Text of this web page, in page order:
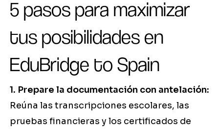
5 pasos para maximizar
tus posibilidades en
EduBridge to Spain
1. Prepare la documentación con antelación:
Reúna las transcripciones escolares, las
pruebas financieras y los certificados de